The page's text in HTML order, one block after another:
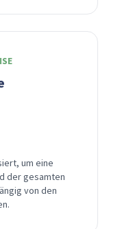
um eine
der gesamten
von den